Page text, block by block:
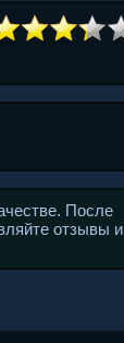
После
отзывы и